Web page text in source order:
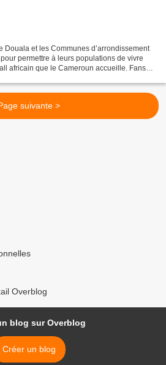
Douala et les Communes d’arrondissement
permettre à leurs populations de vivre
africain que le Cameroun accueille. Fans
suivante >
Overblog
blog sur Overblog
Créer un blog